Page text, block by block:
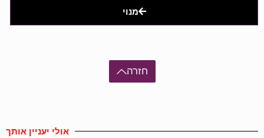
מנוי
חזרה
אולי יעניין אותך